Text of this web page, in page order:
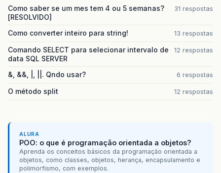
Como saber se um mes tem 4 ou 5 semanas?
[RESOLVIDO]
31 respostas
Como converter inteiro para string! 13 respostas
Comando SELECT para selecionar intervalo de
data SQL SERVER
12 respostas
&, &&, |, ||. Qndo usar? 6 respostas
O método split 12 respostas
ALURA
POO: o que é programação orientada a objetos?
Aprenda os conceitos básicos da programação orientada a
objetos, como classes, objetos, herança, encapsulamento e
polimorfismo, com exemplos.